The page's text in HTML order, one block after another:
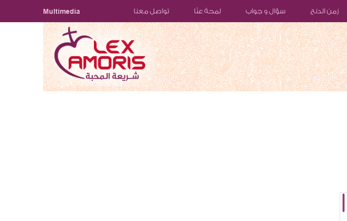
زمن الدنح سؤال و جواب لمحة عنّا تواصل معنا Multimedia